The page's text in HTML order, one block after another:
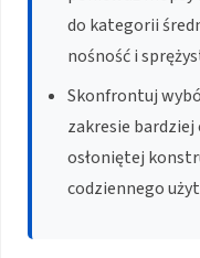
do kategorii
nośność i
Skonfrontuj
zakresie
osłoniętej
codziennego